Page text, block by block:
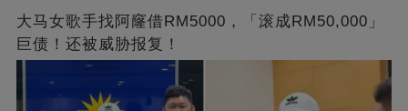
大马女歌手找阿窿借RM5000，「滚成RM50,000」
巨债！还被威胁报复！